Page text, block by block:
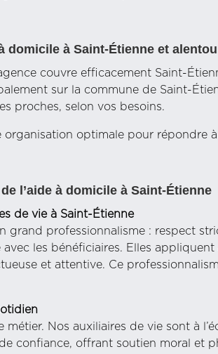
domicile à Saint-Étienne et
couvre efficacement Saint-
sur la commune de Saint-
proches, selon vos besoins.
optimale pour répondre
l’aide à domicile à Saint-Étienne
de vie à Saint-Étienne
grand professionnalisme : respect
les bénéficiaires. Elles
et attentive. Ce
Nos auxiliaires de vie sont à
confiance, offrant soutien moral et